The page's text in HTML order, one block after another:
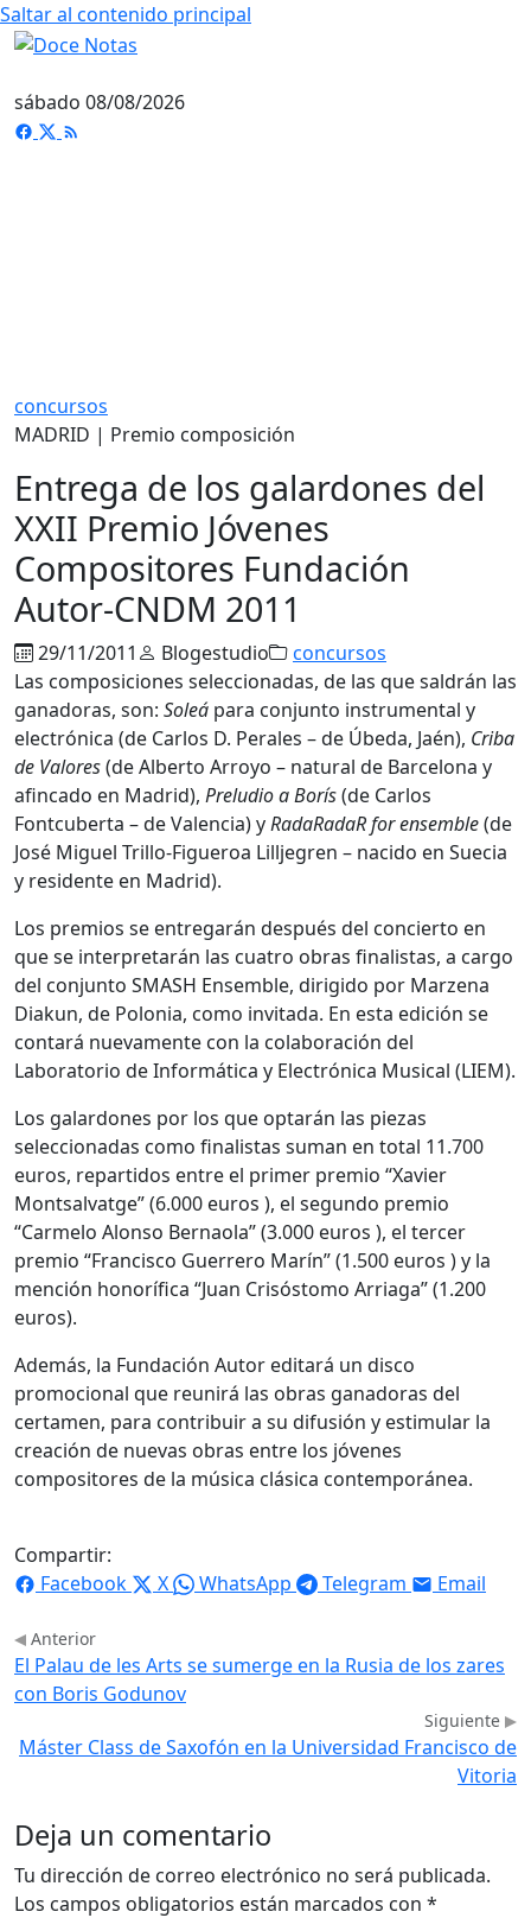
Saltar al contenido principal
sábado 08/08/2026
concursos
MADRID | Premio composición
Entrega de los galardones del
XXII Premio Jóvenes
Compositores Fundación
Autor-CNDM 2011
29/11/2011 Blogestudio
concursos
Las composiciones seleccionadas, de las que saldrán las
ganadoras, son: Soleá para conjunto instrumental y
electrónica (de Carlos D. Perales – de Úbeda, Jaén), Criba
de Valores(de Alberto Arroyo – natural de Barcelona y
afincado en Madrid), Preludio a Borís(de Carlos
Fontcuberta – de Valencia) yRadaRadaR for ensemble(de
José Miguel Trillo-Figueroa Lilljegren – nacido en Suecia
y residente en Madrid).
Los premios se entregarán después del concierto en
que se interpretarán las cuatro obras finalistas, a cargo
del conjunto SMASH Ensemble, dirigido por Marzena
Diakun, de Polonia, como invitada. En esta edición se
contará nuevamente con la colaboración del
Laboratorio de Informática y Electrónica Musical (LIEM).
Los galardones por los que optarán las piezas
seleccionadas como finalistas suman en total 11.700
euros, repartidos entre el primer premio “Xavier
Montsalvatge” (6.000 euros ), el segundo premio
“Carmelo Alonso Bernaola” (3.000 euros ), el tercer
premio “Francisco Guerrero Marín” (1.500 euros ) y la
mención honorífica “Juan Crisóstomo Arriaga” (1.200
euros).
Además, la Fundación Autor editará un disco
promocional que reunirá las obras ganadoras del
certamen, para contribuir a su difusión y estimular la
creación de nuevas obras entre los jóvenes
compositores de la música clásica contemporánea.
Compartir:
Facebook
X WhatsApp Telegram Email
Anterior
El Palau de les Arts se sumerge en la Rusia de los zares
con Boris Godunov
Siguiente
Máster Class de Saxofón en la Universidad Francisco de
Vitoria
Deja un comentario
Tu dirección de correo electrónico no será publicada.
Los campos obligatorios están marcados con *